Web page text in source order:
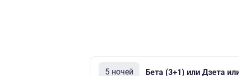
5 ночей Бета (3+1) или Дзета